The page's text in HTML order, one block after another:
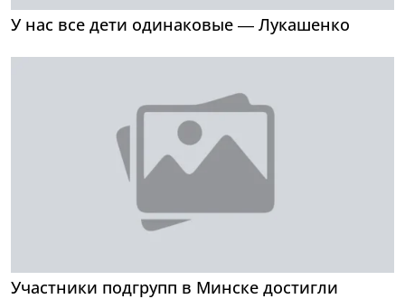
У нас все дети одинаковые — Лукашенко
Участники подгрупп в Минске достигли